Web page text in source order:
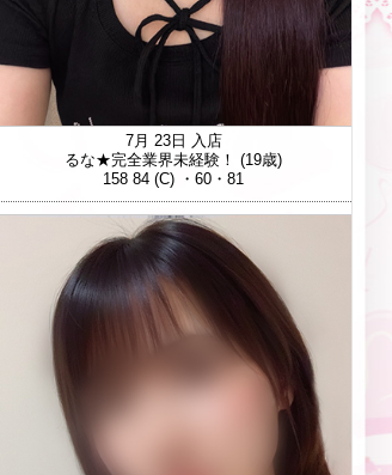
7月 23日 入店
るな★完全業界未経験！ (19歳)
158 84 (C) ・60・81